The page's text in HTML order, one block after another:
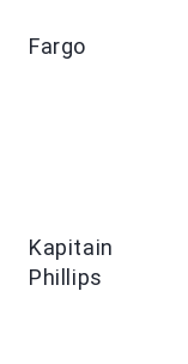
Fargo
Kapitain
Phillips